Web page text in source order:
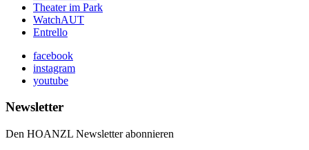
Theater im Park
WatchAUT
Entrello
facebook
instagram
youtube
Newsletter
Den HOANZL Newsletter abonnieren